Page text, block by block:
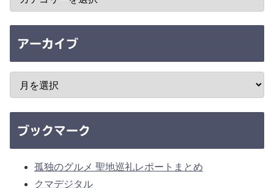
アーカイブ
ブックマーク
孤独のグルメ 聖地巡礼レポートまとめ
クマデジタル